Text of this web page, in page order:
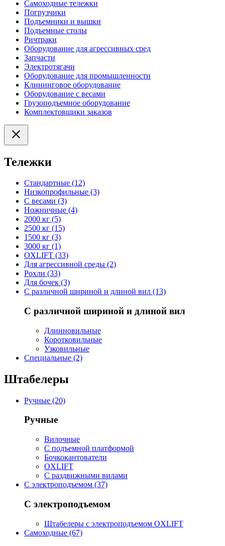
Самоходные тележки
Погрузчики
Подъемники и вышки
Подъемные столы
Ричтраки
Оборудование для агрессивных сред
Запчасти
Электротягачи
Оборудование для промышленности
Клининговое оборудование
Оборудование с весами
Грузоподъемное оборудование
Комплектовщики заказов
Тележки
Стандартные (12)
Низкопрофильные (3)
С весами (3)
Ножничные (4)
2000 кг (5)
2500 кг (15)
1500 кг (3)
3000 кг (1)
OXLIFT (33)
Для агрессивной среды (2)
Рохли (33)
Для бочек (3)
С различной шириной и длиной вил (13)
С различной шириной и длиной вил
Длинновильные
Коротковильные
Узковильные
Cпециальные (2)
Штабелеры
Ручные (20)
Ручные
Вилочные
С подъемной платформой
Бочкокантователи
OXLIFT
С раздвижными вилами
С электроподъемом (37)
С электроподъемом
Штабелеры с электроподъемом OXLIFT
Самоходные (67)